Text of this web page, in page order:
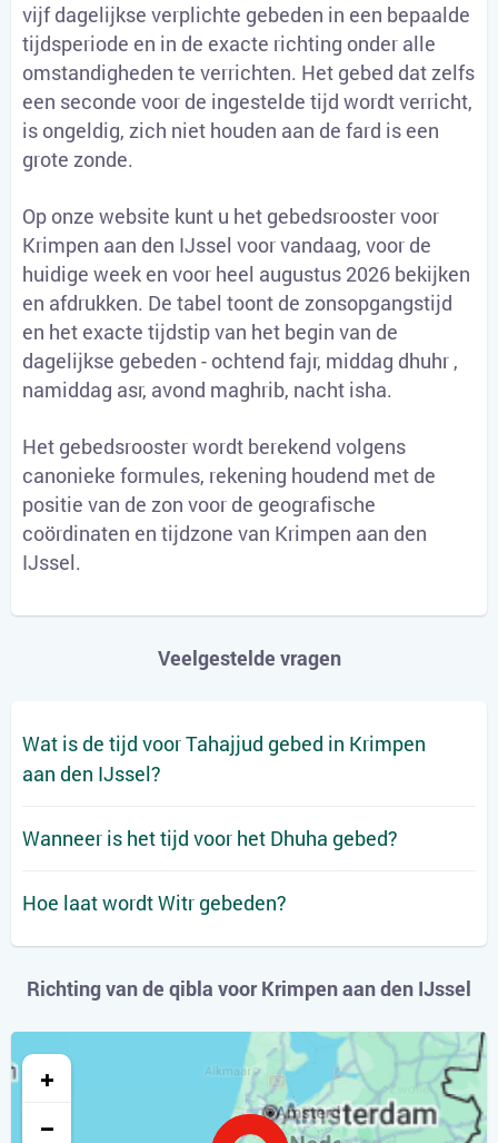
vijf dagelijkse verplichte gebeden in een bepaalde
tijdsperiode en in de exacte richting onder alle
omstandigheden te verrichten. Het gebed dat zelfs
een seconde voor de ingestelde tijd wordt verricht,
is ongeldig, zich niet houden aan de fard is een
grote zonde.
Op onze website kunt u het gebedsrooster voor
Krimpen aan den IJssel voor vandaag, voor de
huidige week en voor heel augustus 2026 bekijken
en afdrukken. De tabel toont de zonsopgangstijd
en het exacte tijdstip van het begin van de
dagelijkse gebeden - ochtend fajr, middag dhuhr ,
namiddag asr, avond maghrib, nacht isha.
Het gebedsrooster wordt berekend volgens
canonieke formules, rekening houdend met de
positie van de zon voor de geografische
coördinaten en tijdzone van Krimpen aan den
IJssel.
Veelgestelde vragen
Wat is de tijd voor Tahajjud gebed in Krimpen
aan den IJssel?
Wanneer is het tijd voor het Dhuha gebed?
Hoe laat wordt Witr gebeden?
Richting van de qibla voor Krimpen aan den IJssel
+
−